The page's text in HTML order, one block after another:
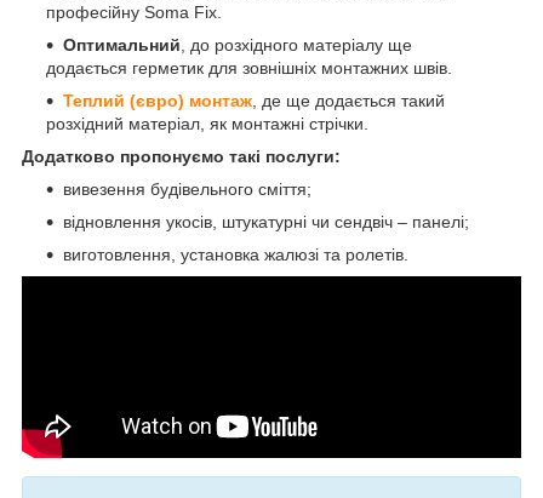
професійну Soma Fix.
Оптимальний , до розхідного матеріалу ще
додається герметик для зовнішніх монтажних швів.
Теплий (євро) монтаж , де ще додається такий
розхідний матеріал, як монтажні стрічки.
Додатково пропонуємо такі послуги:
вивезення будівельного сміття;
відновлення укосів, штукатурні чи сендвіч – панелі;
виготовлення, установка жалюзі та ролетів.